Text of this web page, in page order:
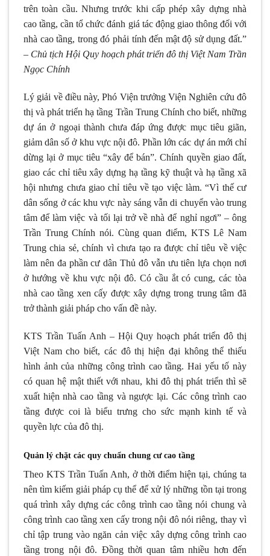
trên toàn cầu. Nhưng trước khi cấp phép xây dựng nhà
cao tầng, cần tổ chức đánh giá tác động giao thông đối với
nhà cao tầng, trong đó phải tính đến mật độ sử dụng đất.”
– Chủ tịch Hội Quy hoạch phát triển đô thị Việt Nam Trần
Ngọc Chính
Lý giải về điều này, Phó Viện trưởng Viện Nghiên cứu đô
thị và phát triển hạ tầng Trần Trung Chính cho biết, những
dự án ở ngoại thành chưa đáp ứng được mục tiêu giãn,
giảm dân số ở khu vực nội đô. Phần lớn các dự án mới chỉ
dừng lại ở mục tiêu “xây để bán”. Chính quyền giao đất,
giao các chỉ tiêu xây dựng hạ tầng kỹ thuật và hạ tầng xã
hội nhưng chưa giao chỉ tiêu về tạo việc làm. “Vì thế cư
dân sống ở các khu vực này sáng vẫn di chuyển vào trung
tâm để làm việc và tối lại trở về nhà để nghỉ ngơi” – ông
Trần Trung Chính nói. Cùng quan điểm, KTS Lê Nam
Trung chia sẻ, chính vì chưa tạo ra được chỉ tiêu về việc
làm nên đa phần cư dân Thủ đô vẫn ưu tiên lựa chọn nơi
ở hướng về khu vực nội đô. Có cầu ắt có cung, các tòa
nhà cao tầng xen cấy được xây dựng trong trung tâm đã
trở thành giải pháp cho vấn đề này.
KTS Trần Tuấn Anh – Hội Quy hoạch phát triển đô thị
Việt Nam cho biết, các đô thị hiện đại không thể thiếu
hình ảnh của những công trình cao tầng. Hai yếu tố này
có quan hệ mật thiết với nhau, khi đô thị phát triển thì sẽ
xuất hiện nhà cao tầng và ngược lại. Các công trình cao
tầng được coi là biểu trưng cho sức mạnh kinh tế và
quyền lực của đô thị.
Quản lý chặt các quy chuẩn chung cư cao tầng
Theo KTS Trần Tuấn Anh, ở thời điểm hiện tại, chúng ta
nên tìm kiếm giải pháp cụ thể để xử lý những tồn tại trong
quá trình xây dựng các công trình cao tầng nói chung và
công trình cao tầng xen cấy trong nội đô nói riêng, thay vì
chỉ tập trung vào ngăn cản việc xây dựng công trình cao
tầng trong nội đô. Đồng thời quan tâm nhiều hơn đến